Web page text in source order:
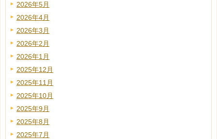
2026年5月
2026年4月
2026年3月
2026年2月
2026年1月
2025年12月
2025年11月
2025年10月
2025年9月
2025年8月
2025年7月